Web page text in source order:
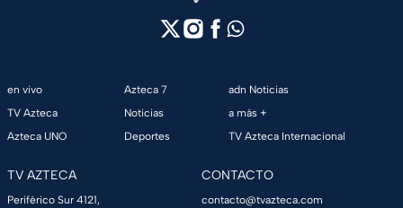
en vivo
TV Azteca
Azteca UNO
Azteca 7
Noticias
Deportes
adn Noticias
a más +
TV Azteca Internacional
TV AZTECA
Periférico Sur 4121,
CONTACTO
contacto@tvazteca.com